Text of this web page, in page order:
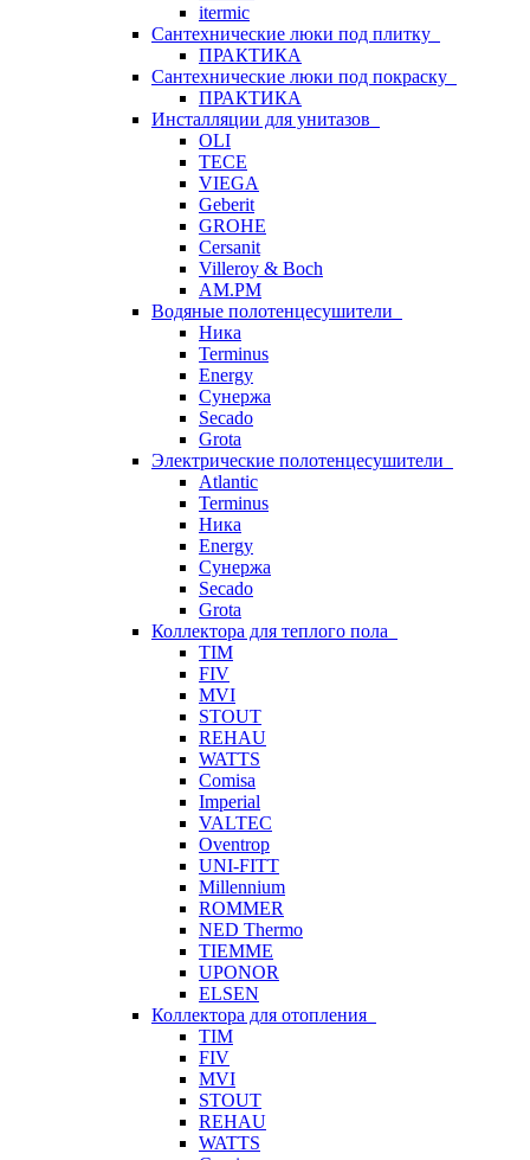
itermic
Сантехнические люки под плитку
ПРАКТИКА
Сантехнические люки под покраску
ПРАКТИКА
Инсталляции для унитазов
OLI
TECE
VIEGA
Geberit
GROHE
Cersanit
Villeroy & Boch
AM.PM
Водяные полотенцесушители
Ника
Terminus
Energy
Сунержа
Secado
Grota
Электрические полотенцесушители
Atlantic
Terminus
Ника
Energy
Сунержа
Secado
Grota
Коллектора для теплого пола
TIM
FIV
MVI
STOUT
REHAU
WATTS
Comisa
Imperial
VALTEC
Oventrop
UNI-FITT
Millennium
ROMMER
NED Thermo
TIEMME
UPONOR
ELSEN
Коллектора для отопления
TIM
FIV
MVI
STOUT
REHAU
WATTS